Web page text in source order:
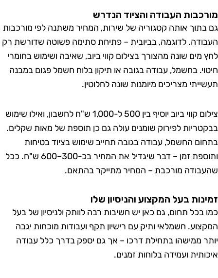
העבודה והציוד הנדרש
אותה קטגוריה של שירות, המחיר משתנה לפי מורכבות
לדוגמה, בביובית – פתיחת סתימה פשוטה שדורשת רק
מים שונה מהצורך בצילום קווי ביוב, שאיבה ושימוש בחומרי
בחשמל, עבודה בגובה או תיקון בלוח חשמל פגום במבנה
מצריכים מיומנות שונה לחלוטין.
צילום קווי ביוב יוסיף בין 500 ל-1,000 ש"ח לחשבון, ואילו שימוש
לפירוק שומנים עולה גם כן תוספת של מאות שקלים.
החשמל, עבודה בגובה תחייב שימוש בציוד בטיחות
ותוספת זמן – דבר שיגדיל את המחיר בכ-300–600 ש"ח. ככל
מורכבת – המחיר מתייקר בהתאם.
בעל המקצוע והניסיון שלו
בכל תחום, גם כאן יש חשיבות רבה לוותק ולניסיון של בעל
חשמלאי ותיק עם רישיון תקף ועבודות מוכחות יגבה
ממישהו בתחילת דרכו – אך גם יספק בדרך כלל עבודה
ועמידה בלוחות זמנים.